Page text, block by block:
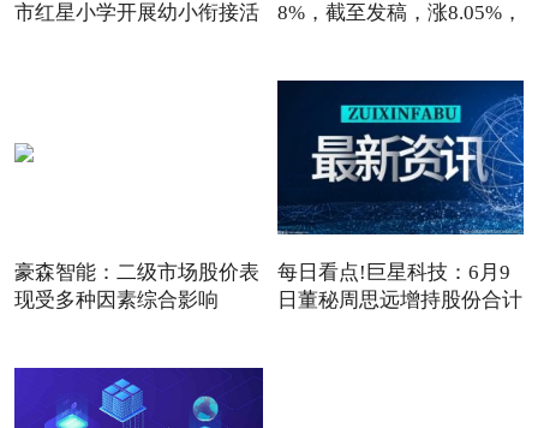
市红星小学开展幼小衔接活
8%，截至发稿，涨8.05%，
豪森智能：二级市场股价表
现受多种因素综合影响
每日看点!巨星科技：6月9
日董秘周思远增持股份合计